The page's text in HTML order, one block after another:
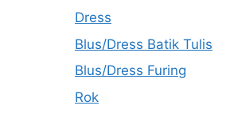
Dress
Blus/Dress Batik Tulis
Blus/Dress Furing
Rok